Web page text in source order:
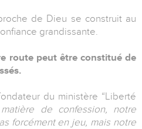
de Dieu se construit au
grandissante.
route peut être constitué de
du ministère “Liberté
matière de confession, notre
forcément en jeu, mais notre